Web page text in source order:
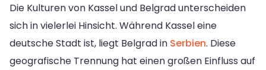
Die Kulturen von Kassel und Belgrad unterscheiden
sich in vielerlei Hinsicht. Während Kassel eine
deutsche Stadt ist, liegt Belgrad in Serbien. Diese
geografische Trennung hat einen großen Einfluss auf